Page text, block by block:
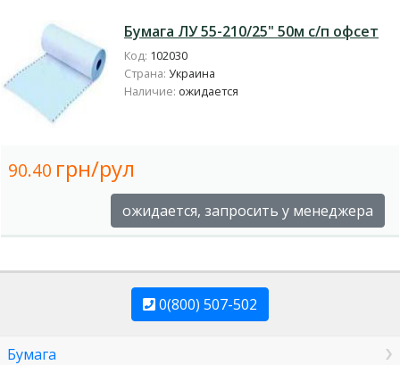
Бумага ЛУ 55-210/25" 50м с/п офсет
Код: 102030
Страна: Украина
Наличие: ожидается
90.40 грн/рул
ожидается, запросить у менеджера
0(800) 507-502
Бумага